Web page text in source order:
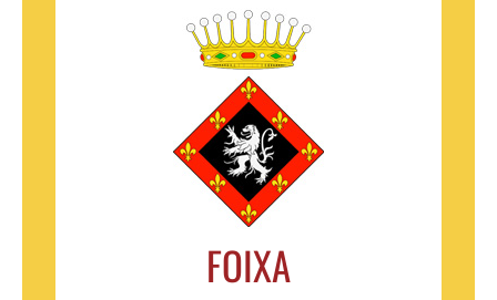
FOIXA